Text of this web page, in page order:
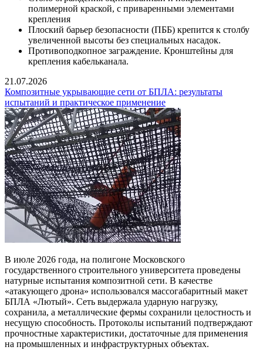
полимерной краской, с приваренными элементами
крепления
Плоский барьер безопасности (ПББ) крепится к столбу
увеличенной высоты без специальных насадок.
Противоподкопное заграждение. Кронштейны для
крепления кабельканала.
21.07.2026
Композитные укрывающие сети от БПЛА: результаты
испытаний и практическое применение
В июле 2026 года, на полигоне Московского
государственного строительного университета проведены
натурные испытания композитной сети. В качестве
«атакующего дрона» использовался массогабаритный макет
БПЛА «Лютый». Сеть выдержала ударную нагрузку,
сохранила, а металлические фермы сохранили целостность и
несущую способность. Протоколы испытаний подтверждают
прочностные характеристики, достаточные для применения
на промышленных и инфраструктурных объектах.